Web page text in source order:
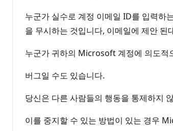
누군가 실수로 계정 이메일 ID를 입력하
을 무시하는 것입니다, 이메일에 제안 된
누군가 귀하의 Microsoft 계정에 의도적
버그일 수도 있습니다.
당신은 다른 사람들의 행동을 통제하지
이를 중지할 수 있는 방법이 있는 경우